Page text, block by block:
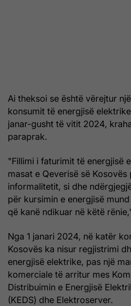
Ai theksoi se është vërejtur
konsumit të energjisë
janar-gusht të vitit 2024,
paraprak.
"Fillimi i faturimit të energjisë
masat e Qeverisë së Kosovës
informalitetit, si dhe
për kursimin e energjisë
që kanë ndikuar në këtë
Nga 1 janari 2024, në katër
Kosovës ka nisur regjistrimi
energjisë elektrike, pas një
komerciale të arritur mes
Distribuimin e Energjisë
(KEDS) dhe Elektroserver.